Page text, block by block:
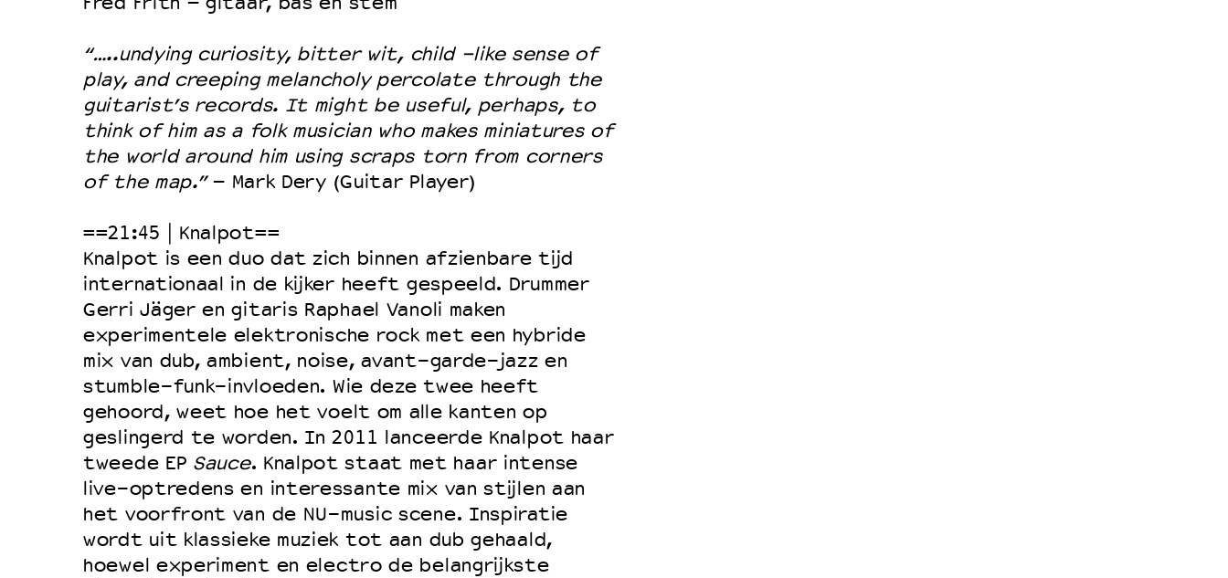
“…..undying curiosity, bitter wit, child -like sense of
play, and creeping melancholy percolate through the
guitarist’s records. It might be useful, perhaps, to
think of him as a folk musician who makes miniatures of
the world around him using scraps torn from corners
of the map.”– Mark Dery (Guitar Player)
==21:45 | Knalpot==
Knalpot is een duo dat zich binnen afzienbare tijd
internationaal in de kijker heeft gespeeld. Drummer
Gerri Jäger en gitaris Raphael Vanoli maken
experimentele elektronische rock met een hybride
mix van dub, ambient, noise, avant-garde-jazz en
stumble-funk-invloeden. Wie deze twee heeft
gehoord, weet hoe het voelt om alle kanten op
geslingerd te worden. In 2011 lanceerde Knalpot haar
tweede EP Sauce. Knalpot staat met haar intense
live-optredens en interessante mix van stijlen aan
het voorfront van de NU-music scene. Inspiratie
wordt uit klassieke muziek tot aan dub gehaald,
hoewel experiment en electro de belangrijkste